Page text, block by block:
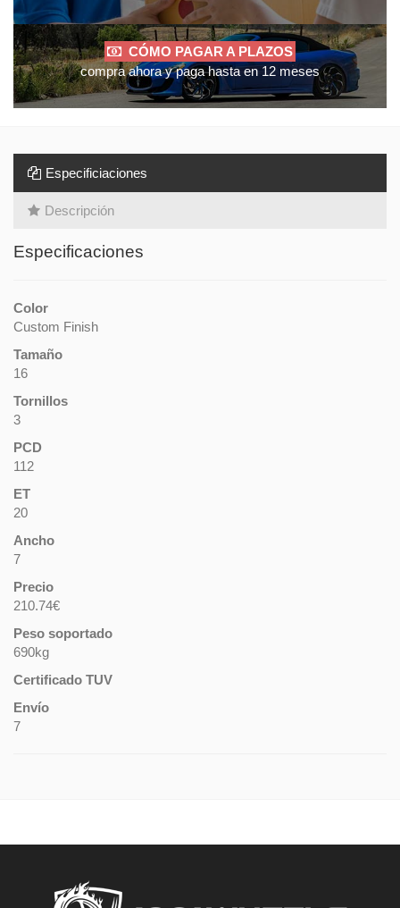
CÓMO PAGAR A PLAZOS
compra ahora y paga hasta en 12 meses
Especificiaciones
Descripción
Especificaciones
Color
Custom Finish
Tamaño
16
Tornillos
3
PCD
112
ET
20
Ancho
7
Precio
210.74€
Peso soportado
690kg
Certificado TUV
Envío
7